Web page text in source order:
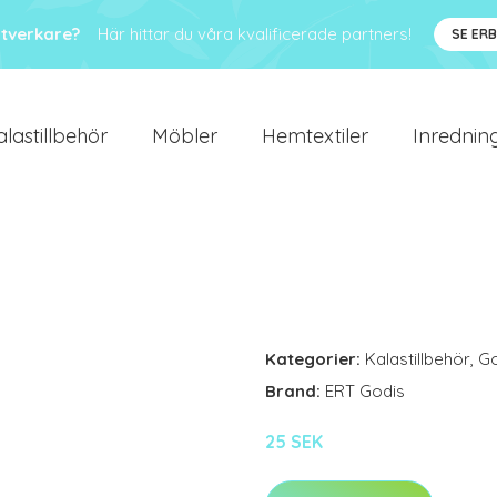
Här hittar du våra kvalificerade partners! SE
Möbler Hemtextiler
Kategorier: Kalastillbehör,
Brand: ERT Godis
25 SEK